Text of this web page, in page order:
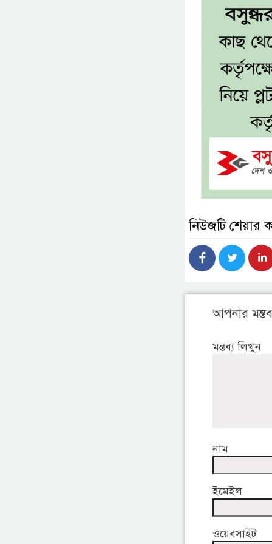
নিউজটি শেয়ার
আপনার
মন্তব্য লিখুন
নাম
ইমেইল
ওয়েবসাইট